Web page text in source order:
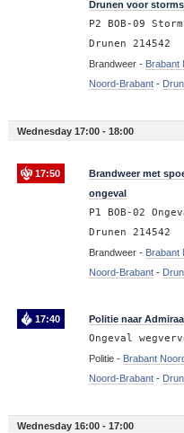
Drunen voor
P2 BOB-09
Drunen 214542
Brandweer - Brabant
Noord-Brabant-
Wednesday 17:00 - 18:00
17:50
Brandweer met
ongeval
P1 BOB-02
Drunen 214542
Brandweer - Brabant
Noord-Brabant-
17:40 Politie naar
Ongeval
Politie - Brabant
Noord-Brabant-
Wednesday 16:00 - 17:00